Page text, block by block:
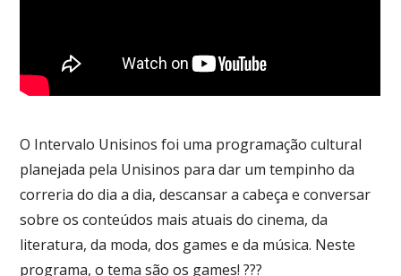
O Intervalo Unisinos foi uma programação cultural
planejada pela Unisinos para dar um tempinho da
correria do dia a dia, descansar a cabeça e conversar
sobre os conteúdos mais atuais do cinema, da
literatura, da moda, dos games e da música. Neste
programa, o tema são os games! ???